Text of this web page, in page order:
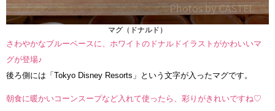
マグ（ドナルド）
さわやかなブルーベースに、ホワイトのドナルドイラストがかわいいマ
グが登場♪
後ろ側には「Tokyo Disney Resorts」という文字が入ったマグです。
朝食に暖かいコーンスープなど入れて使ったら、彩りがきれいですね♡